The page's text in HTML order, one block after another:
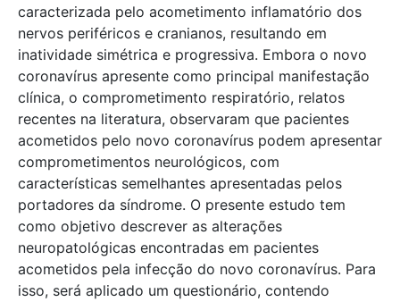
caracterizada pelo acometimento inflamatório dos
nervos periféricos e cranianos, resultando em
inatividade simétrica e progressiva. Embora o novo
coronavírus apresente como principal manifestação
clínica, o comprometimento respiratório, relatos
recentes na literatura, observaram que pacientes
acometidos pelo novo coronavírus podem apresentar
comprometimentos neurológicos, com
características semelhantes apresentadas pelos
portadores da síndrome. O presente estudo tem
como objetivo descrever as alterações
neuropatológicas encontradas em pacientes
acometidos pela infecção do novo coronavírus. Para
isso, será aplicado um questionário, contendo